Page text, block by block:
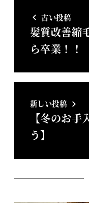
古い投稿
髪質改善縮
ら卒業！！
新しい投稿
【冬のお
う】